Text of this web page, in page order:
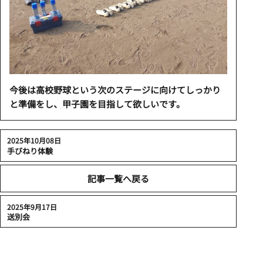
今後は高校野球という次のステージに向けてしっかり
と準備をし、甲子園を目指して欲しいです。
2025年10月08日
手びねり体験
記事一覧へ戻る
2025年9月17日
送別会